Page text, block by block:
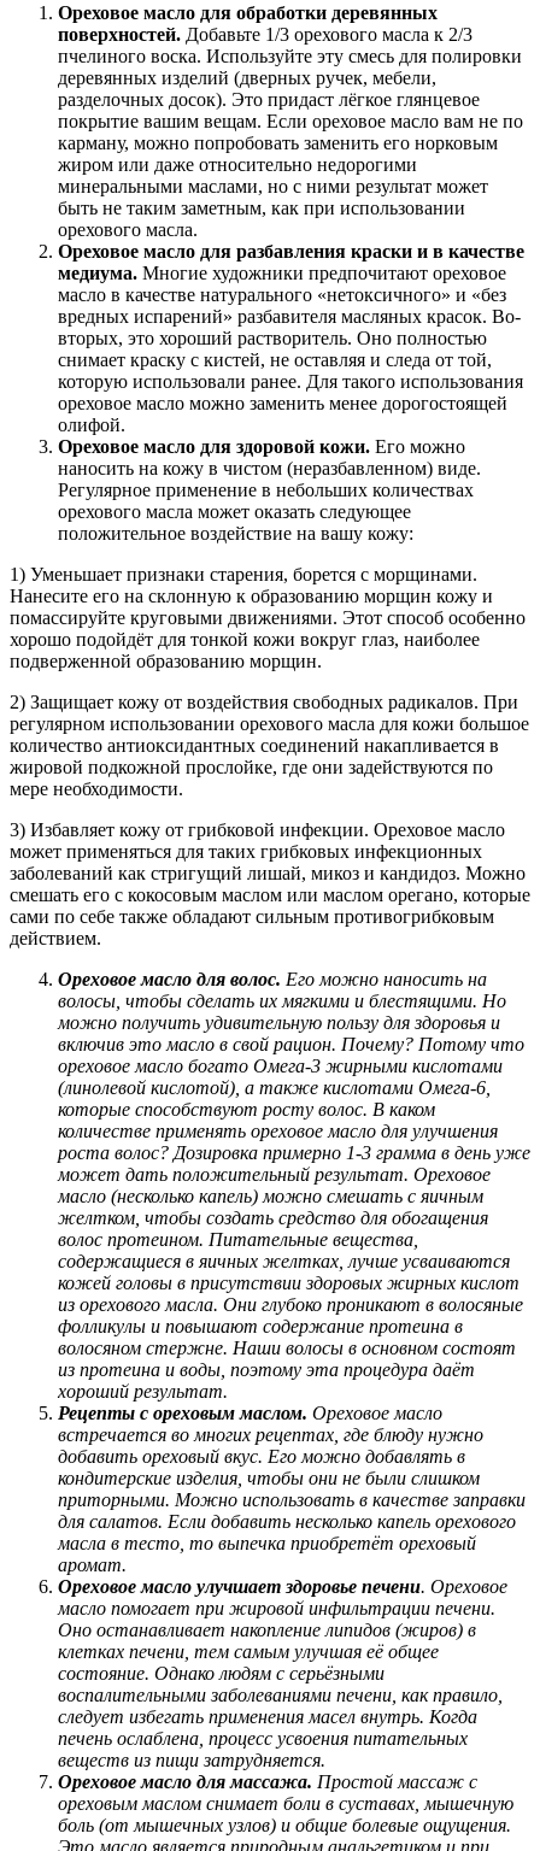
Ореховое масло для обработки деревянных
поверхностей. Добавьте 1/3 орехового масла к 2/3
пчелиного воска. Используйте эту смесь для полировки
деревянных изделий (дверных ручек, мебели,
разделочных досок). Это придаст лёгкое глянцевое
покрытие вашим вещам. Если ореховое масло вам не по
карману, можно попробовать заменить его норковым
жиром или даже относительно недорогими
минеральными маслами, но с ними результат может
быть не таким заметным, как при использовании
орехового масла.
Ореховое масло для разбавления краски и в качестве
медиума. Многие художники предпочитают ореховое
масло в качестве натурального «нетоксичного» и «без
вредных испарений» разбавителя масляных красок. Во-
вторых, это хороший растворитель. Оно полностью
снимает краску с кистей, не оставляя и следа от той,
которую использовали ранее. Для такого использования
ореховое масло можно заменить менее дорогостоящей
олифой.
Ореховое масло для здоровой кожи. Его можно
наносить на кожу в чистом (неразбавленном) виде.
Регулярное применение в небольших количествах
орехового масла может оказать следующее
положительное воздействие на вашу кожу:
1) Уменьшает признаки старения, борется с морщинами.
Нанесите его на склонную к образованию морщин кожу и
помассируйте круговыми движениями. Этот способ особенно
хорошо подойдёт для тонкой кожи вокруг глаз, наиболее
подверженной образованию морщин.
2) Защищает кожу от воздействия свободных радикалов. При
регулярном использовании орехового масла для кожи большое
количество антиоксидантных соединений накапливается в
жировой подкожной прослойке, где они задействуются по
мере необходимости.
3) Избавляет кожу от грибковой инфекции. Ореховое масло
может применяться для таких грибковых инфекционных
заболеваний как стригущий лишай, микоз и кандидоз. Можно
смешать его с кокосовым маслом или маслом орегано, которые
сами по себе также обладают сильным противогрибковым
действием.
Ореховое масло для волос. Его можно наносить на
волосы, чтобы сделать их мягкими и блестящими. Но
можно получить удивительную пользу для здоровья и
включив это масло в свой рацион. Почему? Потому что
ореховое масло богато Омега-3 жирными кислотами
(линолевой кислотой), а также кислотами Омега-6,
которые способствуют росту волос. В каком
количестве применять ореховое масло для улучшения
роста волос? Дозировка примерно 1-3 грамма в день уже
может дать положительный результат. Ореховое
масло (несколько капель) можно смешать с яичным
желтком, чтобы создать средство для обогащения
волос протеином. Питательные вещества,
содержащиеся в яичных желтках, лучше усваиваются
кожей головы в присутствии здоровых жирных кислот
из орехового масла. Они глубоко проникают в волосяные
фолликулы и повышают содержание протеина в
волосяном стержне. Наши волосы в основном состоят
из протеина и воды, поэтому эта процедура даёт
хороший результат.
Рецепты с ореховым маслом. Ореховое масло
встречается во многих рецептах, где блюду нужно
добавить ореховый вкус. Его можно добавлять в
кондитерские изделия, чтобы они не были слишком
приторными. Можно использовать в качестве заправки
для салатов. Если добавить несколько капель орехового
масла в тесто, то выпечка приобретёт ореховый
аромат.
Ореховое масло улучшает здоровье печени. Ореховое
масло помогает при жировой инфильтрации печени.
Оно останавливает накопление липидов (жиров) в
клетках печени, тем самым улучшая её общее
состояние. Однако людям с серьёзными
воспалительными заболеваниями печени, как правило,
следует избегать применения масел внутрь. Когда
печень ослаблена, процесс усвоения питательных
веществ из пищи затрудняется.
Ореховое масло для массажа. Простой массаж с
ореховым маслом снимает боли в суставах, мышечную
боль (от мышечных узлов) и общие болевые ощущения.
Это масло является природным анальгетиком и при